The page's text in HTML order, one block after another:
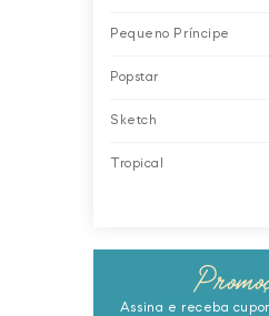
Pequeno Príncipe
Popstar
Sketch
Tropical
Assina e receba